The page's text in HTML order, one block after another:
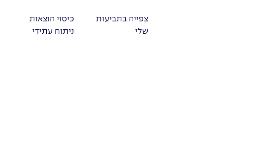
צפייה בתביעות
שלי
כיסוי הוצאות
ניתוח עתידי